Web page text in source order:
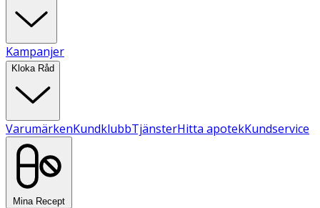
Kampanjer
Kloka Råd
VarumärkenKundklubbTjänsterHitta apotekKundservice
Mina Recept